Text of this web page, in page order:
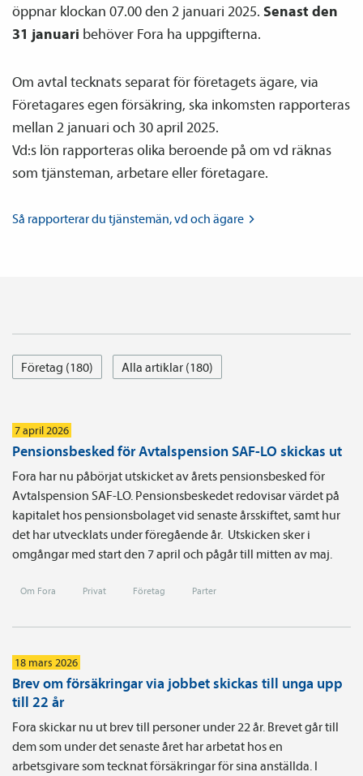
öppnar klockan 07.00 den 2 januari 2025. Senast den
31 januari behöver Fora ha uppgifterna.
Om avtal tecknats separat för företagets ägare, via
Företagares egen försäkring, ska inkomsten rapporteras
mellan 2 januari och 30 april 2025.
Vd:s lön rapporteras olika beroende på om vd räknas
som tjänsteman, arbetare eller företagare.
Så rapporterar du tjänste­män, vd och ägare
Företag (180) Alla artiklar (180)
7 april 2026
Pensionsbesked för Avtalspension SAF-LO skickas ut
Fora har nu påbörjat utskicket av årets pensionsbesked för
Avtalspension SAF-LO. Pensionsbeskedet redovisar värdet på
kapitalet hos pensionsbolaget vid senaste årsskiftet, samt hur
det har utvecklats under föregående år. Utskicken sker i
omgångar med start den 7 april och pågår till mitten av maj.
Om Fora Privat Företag Parter
18 mars 2026
Brev om försäkringar via jobbet skickas till unga upp
till 22 år
Fora skickar nu ut brev till personer under 22 år. Brevet går till
dem som under det senaste året har arbetat hos en
arbetsgivare som tecknat försäkringar för sina anställda. I